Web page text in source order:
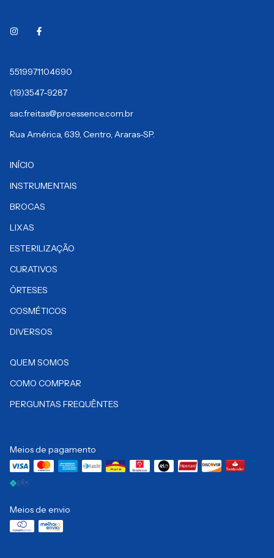
5519971104690
(19)3547-9287
sac.freitas@proessence.com.br
Rua América, 639, Centro, Araras-SP.
INÍCIO
INSTRUMENTAIS
BROCAS
LIXAS
ESTERILIZAÇÃO
CURATIVOS
ÓRTESES
COSMÉTICOS
DIVERSOS
QUEM SOMOS
COMO COMPRAR
PERGUNTAS FREQUÊNTES
Meios de pagamento
Meios de envio